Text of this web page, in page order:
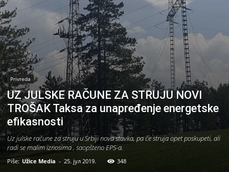
Privreda
UZ JULSKE RAČUNE ZA STRUJU NOVI
TROŠAK Taksa za unapređenje energetske
efikasnosti
Uz julske račune za struju u Srbiji nova stavka, pa će struja opet poskupeti, ali
radi se malim iznosima , saopšteno EPS-a.
Piše: Užice Media - 25. јул 2019. 348